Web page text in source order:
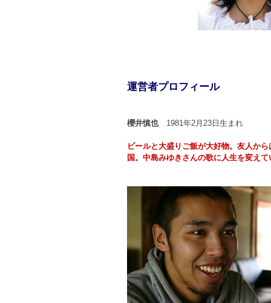
運営者プロフィール
櫻井慎也1981年2月23日生まれ
ビールと大盛りご飯が大好物。友人か
国。中島みゆきさんの歌に人生を変え